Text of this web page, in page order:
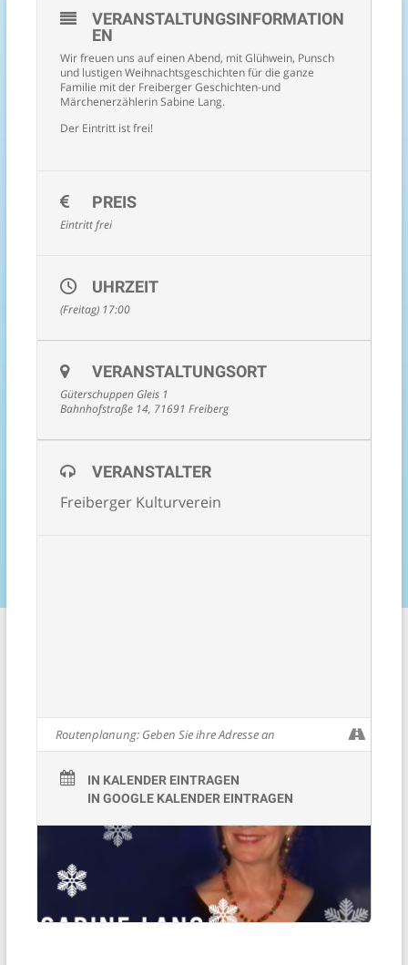
VERANSTALTUNGSINFORMATION
EN
Wir freuen uns auf einen Abend, mit Glühwein, Punsch
und lustigen Weihnachtsgeschichten für die ganze
Familie mit der Freiberger Geschichten-und
Märchenerzählerin Sabine Lang.
Der Eintritt ist frei!
PREIS
Eintritt frei
UHRZEIT
(Freitag) 17:00
VERANSTALTUNGSORT
Güterschuppen Gleis 1
Bahnhofstraße 14, 71691 Freiberg
VERANSTALTER
Freiberger Kulturverein
IN KALENDER EINTRAGEN
IN GOOGLE KALENDER EINTRAGEN